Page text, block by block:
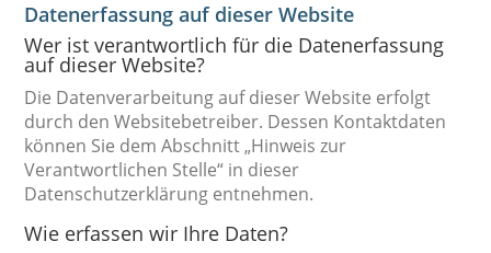
Datenerfassung auf dieser Website
Wer ist verantwortlich für die Datenerfassung
auf dieser Website?
Die Datenverarbeitung auf dieser Website erfolgt
durch den Websitebetreiber. Dessen Kontaktdaten
können Sie dem Abschnitt „Hinweis zur
Verantwortlichen Stelle“ in dieser
Datenschutzerklärung entnehmen.
Wie erfassen wir Ihre Daten?